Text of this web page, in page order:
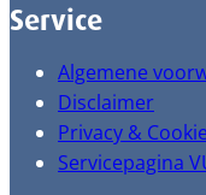
Service
Algemene
Disclaimer
Privacy &
Servicepagina